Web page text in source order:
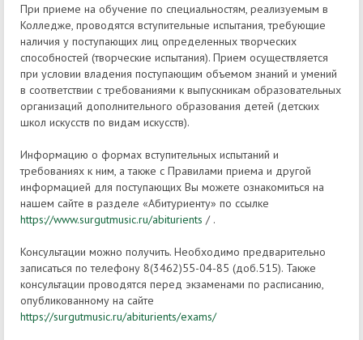
При приеме на обучение по специальностям, реализуемым в
Колледже, проводятся вступительные испытания, требующие
наличия у поступающих лиц определенных творческих
способностей (творческие испытания). Прием осуществляется
при условии владения поступающим объемом знаний и умений
в соответствии с требованиями к выпускникам образовательных
организаций дополнительного образования детей (детских
школ искусств по видам искусств).
Информацию о формах вступительных испытаний и
требованиях к ним, а также с Правилами приема и другой
информацией для поступающих Вы можете ознакомиться на
нашем сайте в разделе «Абитуриенту» по ссылке
https://www.surgutmusic.ru/abiturients / .
Консультации можно получить. Необходимо предварительно
записаться по телефону 8(3462)55-04-85 (доб.515). Также
консультации проводятся перед экзаменами по расписанию,
опубликованному на сайте
https://surgutmusic.ru/abiturients/exams/